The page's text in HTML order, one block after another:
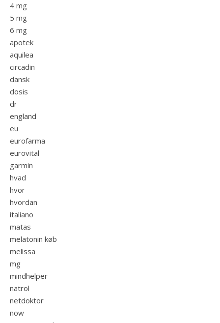
4 mg
5 mg
6 mg
apotek
aquilea
circadin
dansk
dosis
dr
england
eu
eurofarma
eurovital
garmin
hvad
hvor
hvordan
italiano
matas
melatonin køb
melissa
mg
mindhelper
natrol
netdoktor
now